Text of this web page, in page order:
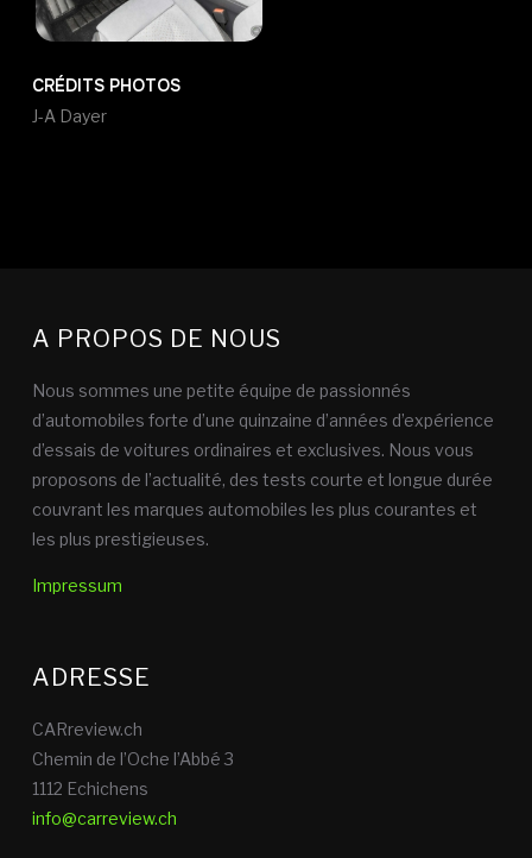
CRÉDITS PHOTOS
J-A Dayer
A PROPOS DE NOUS
Nous sommes une petite équipe de passionnés
d’automobiles forte d’une quinzaine d’années d’expérience
d’essais de voitures ordinaires et exclusives. Nous vous
proposons de l’actualité, des tests courte et longue durée
couvrant les marques automobiles les plus courantes et
les plus prestigieuses.
Impressum
ADRESSE
CARreview.ch
Chemin de l’Oche l’Abbé 3
1112 Echichens
info@carreview.ch